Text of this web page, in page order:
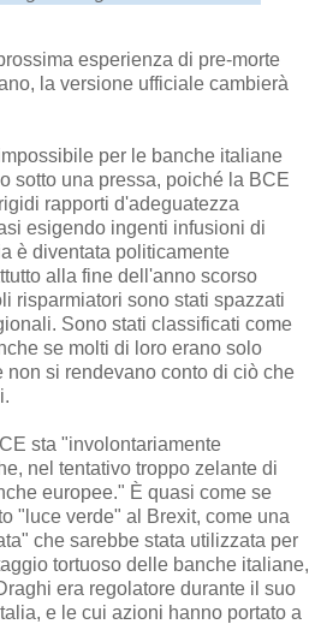
esperienza di pre-morte
la versione ufficiale cambierà
per le banche italiane
sotto una pressa, poiché la BCE
rapporti d'adeguatezza
esigendo ingenti infusioni di
è diventata politicamente
alla fine dell'anno scorso
risparmiatori sono stati spazzati
Sono stati classificati come
se molti di loro erano solo
non si rendevano conto di ciò che
sta "involontariamente
nel tentativo troppo zelante di
europee." È quasi come se
"luce verde" al Brexit, come una
che sarebbe stata utilizzata per
tortuoso delle banche italiane,
era regolatore durante il suo
e le cui azioni hanno portato a